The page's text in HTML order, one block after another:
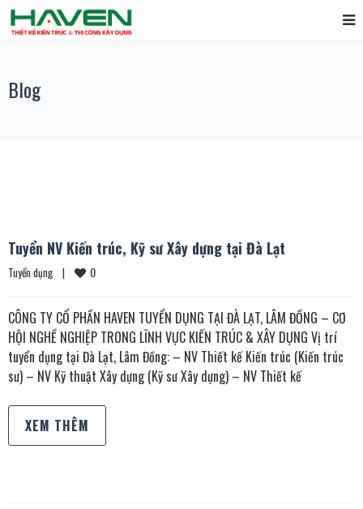
Blog
Tuyển NV Kiến trúc, Kỹ sư Xây dựng tại Đà Lạt
Tuyển dụng | 0
CÔNG TY CỔ PHẦN HAVEN TUYỂN DỤNG TẠI ĐÀ LẠT, LÂM ĐỒNG – CƠ
HỘI NGHỀ NGHIỆP TRONG LĨNH VỰC KIẾN TRÚC & XÂY DỰNG Vị trí
tuyển dụng tại Đà Lạt, Lâm Đồng: – NV Thiết kế Kiến trúc (Kiến trúc
sư) – NV Kỹ thuật Xây dựng (Kỹ sư Xây dựng) – NV Thiết kế
XEM THÊM